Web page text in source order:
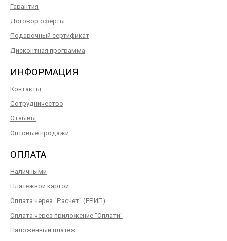
Гарантия
Договор оферты
Подарочный сертификат
Дисконтная программа
ИНФОРМАЦИЯ
Контакты
Сотрудничество
Отзывы
Оптовые продажи
ОПЛАТА
Наличными
Платежной картой
Оплата через "Расчет" (ЕРИП)
Оплата через приложение "Оплати"
Наложенный платеж